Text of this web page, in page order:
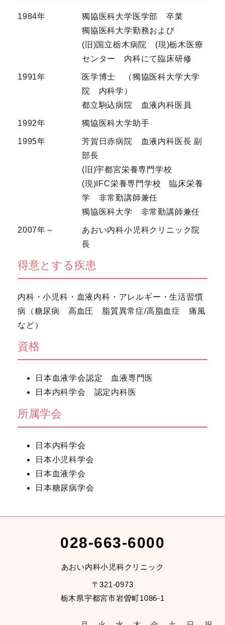
1984年
獨協医科大学医学部 卒業
獨協医科大学勤務および
(旧)国立栃木病院 (現)栃木医療
センター 内科にて臨床研修
1991年
医学博士 （獨協医科大学大学
院 内科学）
都立駒込病院 血液内科医員
1992年 獨協医科大学助手
1995年
芳賀日赤病院 血液内科医長 副
部長
(旧)宇都宮栄養専門学校
(現)IFC栄養専門学校 臨床栄養
学 非常勤講師兼任
獨協医科大学 非常勤講師兼任
2007年～
あおい内科小児科クリニック院
長
得意とする疾患
内科・小児科・血液内科・アレルギー・生活習慣
病（糖尿病 高血圧 脂質異常症/高脂血症 痛風
など）
資格
日本血液学会認定 血液専門医
日本内科学会 認定内科医
所属学会
日本内科学会
日本小児科学会
日本血液学会
日本糖尿病学会
028-663-6000
あおい内科小児科クリニック
〒321-0973
栃木県宇都宮市岩曽町1086-1